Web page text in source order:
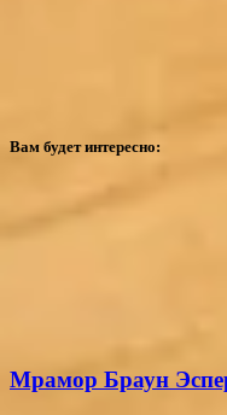
Вам будет интересно:
Мрамор Браун